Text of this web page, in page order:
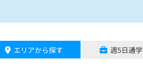
エリアから探す 週5日通学